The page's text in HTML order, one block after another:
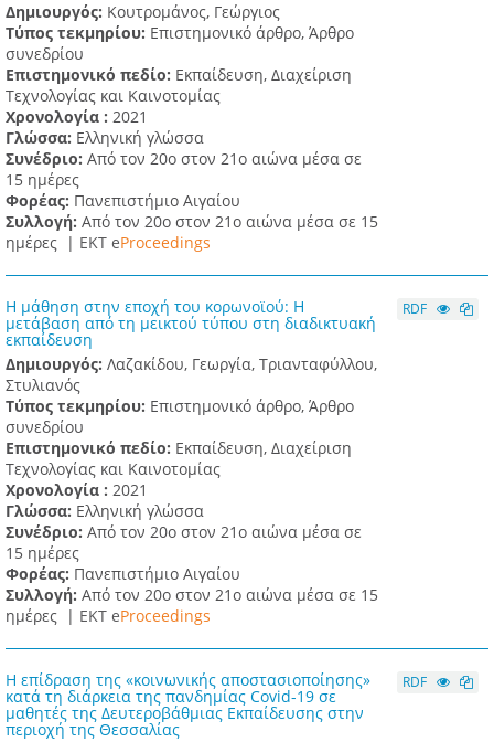
Δημιουργός: Κουτρομάνος, Γεώργιος
Τύπος τεκμηρίου: Επιστημονικό άρθρο, Άρθρο
συνεδρίου
Επιστημονικό πεδίο: Εκπαίδευση, Διαχείριση
Τεχνολογίας και Καινοτομίας
Χρονολογία : 2021
Γλώσσα: Ελληνική γλώσσα
Συνέδριο: Από τον 20ο στον 21ο αιώνα μέσα σε
15 ημέρες
Φορέας: Πανεπιστήμιο Αιγαίου
Συλλογή: Από τον 20ο στον 21ο αιώνα μέσα σε 15
ημέρες | ΕΚΤ eProceedings
Η μάθηση στην εποχή του κορωνοϊού: Η
μετάβαση από τη μεικτού τύπου στη διαδικτυακή
εκπαίδευση
Δημιουργός: Λαζακίδου, Γεωργία, Τριανταφύλλου,
Στυλιανός
Τύπος τεκμηρίου: Επιστημονικό άρθρο, Άρθρο
συνεδρίου
Επιστημονικό πεδίο: Εκπαίδευση, Διαχείριση
Τεχνολογίας και Καινοτομίας
Χρονολογία : 2021
Γλώσσα: Ελληνική γλώσσα
Συνέδριο: Από τον 20ο στον 21ο αιώνα μέσα σε
15 ημέρες
Φορέας: Πανεπιστήμιο Αιγαίου
Συλλογή: Από τον 20ο στον 21ο αιώνα μέσα σε 15
ημέρες | ΕΚΤ eProceedings
RDF
Η επίδραση της «κοινωνικής αποστασιοποίησης»
κατά τη διάρκεια της πανδημίας Covid-19 σε
μαθητές της Δευτεροβάθμιας Εκπαίδευσης στην
περιοχή της Θεσσαλίας
RDF